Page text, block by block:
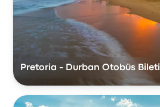
Pretoria - Durban Otobüs Bileti